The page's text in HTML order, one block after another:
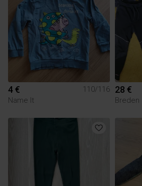
4 €
110/116
Name It
28 €
Breden